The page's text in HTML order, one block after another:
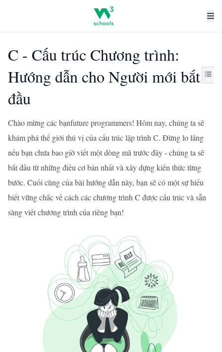
C - Cấu trúc Chương trình:
Hướng dẫn cho Người mới bắt
đầu
Chào mừng các bạnfuture programmers! Hôm nay, chúng ta sẽ
khám phá thế giới thú vị của cấu trúc lập trình C. Đừng lo lắng
nếu bạn chưa bao giờ viết một dòng mã trước đây - chúng ta sẽ
bắt đầu từ những điều cơ bản nhất và xây dựng kiến thức từng
bước. Cuối cùng của bài hướng dẫn này, bạn sẽ có một sự hiểu
biết vững chắc về cách các chương trình C được cấu trúc và sẵn
sàng viết chương trình của riêng bạn!